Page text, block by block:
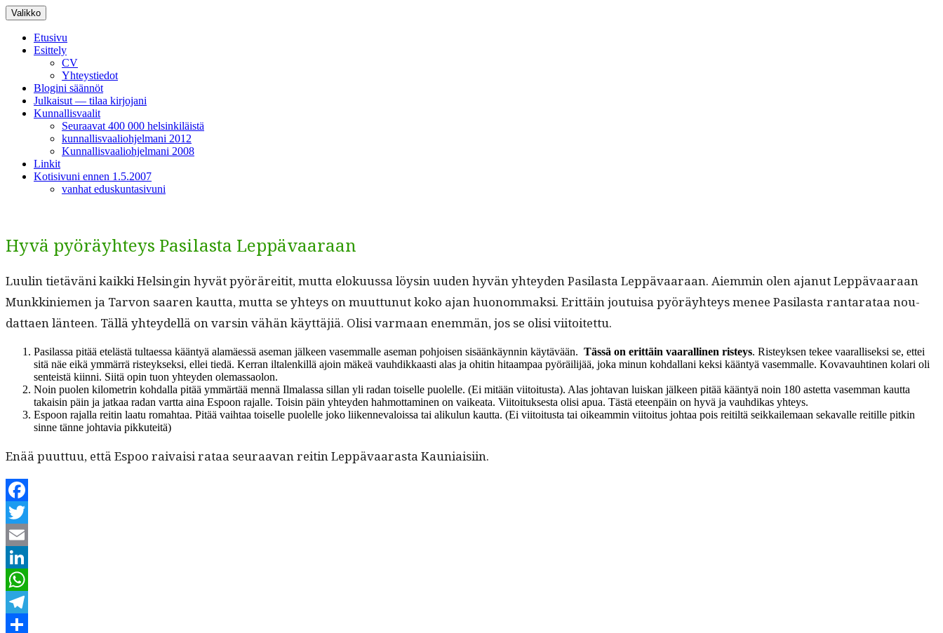
Siirry
sisältöön
Valikko
Etusivu
Esittely
CV
Yhteystiedot
Blogini säännöt
Julkaisut — tilaa kirjojani
Kunnallisvaalit
Seuraavat 400 000 helsinkiläistä
kunnallisvaaliohjelmani 2012
Kunnallisvaaliohjelmani 2008
Linkit
Kotisivuni ennen 1.5.2007
vanhat eduskuntasivuni
Hyvä pyöräyhteys Pasilasta Leppävaaraan
Luulin tietäväni kaik­ki Helsin­gin hyvät pyöräre­itit, mut­ta eloku­us­sa löysin uuden hyvän yhtey­den Pasi­las­ta Lep­pä­vaaraan. Aiem­min olen ajanut Lep­pä­vaaraan
Munkkiniemen ja Tar­von saaren kaut­ta, mut­ta se yhteys on muut­tunut koko ajan huonom­mak­si. Erit­täin jou­tu­isa pyöräy­hteys menee Pasi­las­ta rantarataa nou­
dat­taen län­teen. Täl­lä yhtey­del­lä on varsin vähän käyt­täjiä. Olisi var­maan enem­män, jos se olisi viitoitettu.
Pasi­las­sa pitää etelästä tul­taes­sa kään­tyä alamäessä ase­man jäl­keen vasem­malle ase­man pohjoisen sisäänkäyn­nin käytävään. Tässä on erit­täin vaar­alli­nen risteys. Risteyk­sen tekee vaar­al­lisek­si se, ettei
sitä näe eikä ymmär­rä risteyk­sek­si, ellei tiedä. Ker­ran iltal­enkil­lä ajoin mäkeä vauhdikkaasti alas ja ohitin hitaam­paa pyöräil­i­jää, joka min­un kohdal­lani kek­si kään­tyä vasem­malle. Kovavauhti­nen kolari oli
sen­teistä kiin­ni. Siitä opin tuon yhtey­den olemassaolon.
Noin puolen kilo­metrin kohdal­la pitää ymmärtää men­nä Ilmalas­sa sil­lan yli radan toiselle puolelle. (Ei mitään viitoi­tus­ta). Alas johta­van luiskan jäl­keen pitää kään­tyä noin 180 astet­ta vasem­man kaut­ta
takaisin päin ja jatkaa radan vart­ta aina Espoon rajalle. Toisin päin yhtey­den hah­mot­ta­mi­nen on vaikea­ta. Viitoituk­ses­ta olisi apua. Tästä eteen­päin on hyvä ja vauhdikas yhteys.
Espoon rajal­la reitin laatu rom­ah­taa. Pitää vai­h­taa toiselle puolelle joko liiken­neval­ois­sa tai aliku­lun kaut­ta. (Ei viitoi­tus­ta tai oikeam­min viitoi­tus johtaa pois reitiltä seikkaile­maan sekavalle reit­ille pitkin
sinne tänne johtavia pikkuteitä)
Enää puut­tuu, että Espoo raivaisi rataa seu­raa­van reitin Lep­pä­vaaras­ta Kauniaisiin.
Facebook
Twitter
Email
LinkedIn
WhatsApp
Telegram